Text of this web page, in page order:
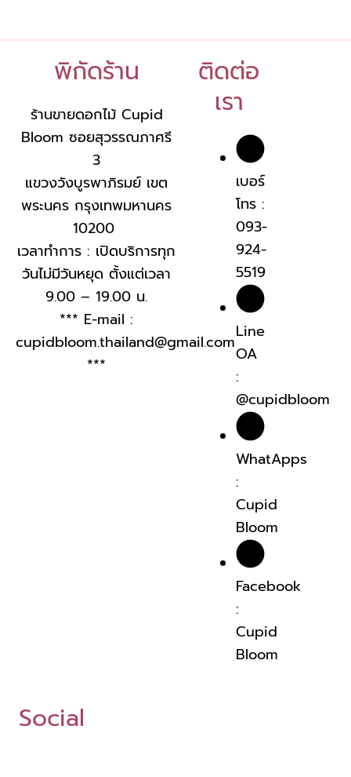
พิกัดร้าน
ร้านขายดอกไม้ Cupid
Bloom ซอยสุวรรณภาศรี
3
แขวงวังบูรพาภิรมย์ เขต
พระนคร กรุงเทพมหานคร
10200
เวลาทำการ : เปิดบริการทุก
วันไม่มีวันหยุด ตั้งแต่เวลา
9.00 – 19.00 น.
*** E-mail :
cupidbloom.thailand@gmail.com
***
ติดต่อ
เรา
เบอร์
โทร :
093-
924-
5519
Line
OA
:
@cupidbloom
WhatApps
:
Cupid
Bloom
Facebook
:
Cupid
Bloom
Social